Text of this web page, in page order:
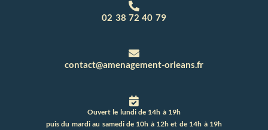
02 38 72 40 79
contact@amenagement-orleans.fr
Ouvert le lundi de 14h à 19h
puis du mardi au samedi de 10h à 12h et de 14h à 19h